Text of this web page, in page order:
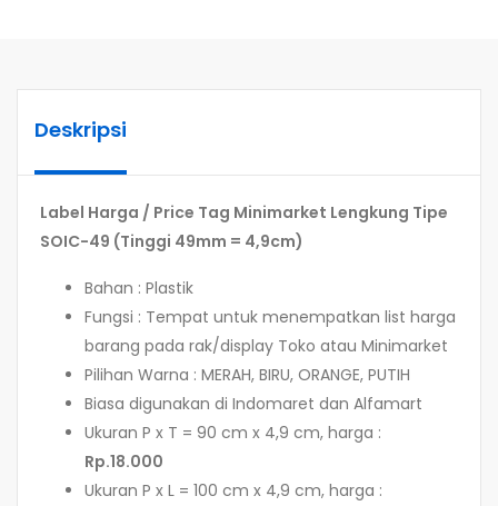
Deskripsi
Label Harga / Price Tag Minimarket Lengkung Tipe
SOIC-49 (Tinggi 49mm = 4,9cm)
Bahan : Plastik
Fungsi : Tempat untuk menempatkan list harga
barang pada rak/display Toko atau Minimarket
Pilihan Warna : MERAH, BIRU, ORANGE, PUTIH
Biasa digunakan di Indomaret dan Alfamart
Ukuran P x T = 90 cm x 4,9 cm, harga :
Rp.18.000
Ukuran P x L = 100 cm x 4,9 cm, harga :